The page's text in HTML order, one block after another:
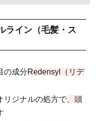
ライン（毛髪・ス
の成分Redensyl（リデ
リジナルの処方で 、頭